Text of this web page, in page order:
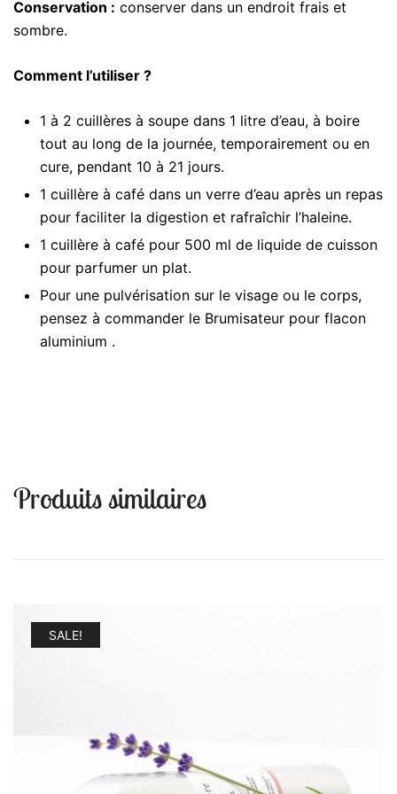
Conservation : conserver dans un endroit frais et
sombre.
Comment l’utiliser ?
1 à 2 cuillères à soupe dans 1 litre d’eau, à boire
tout au long de la journée, temporairement ou en
cure, pendant 10 à 21 jours.
1 cuillère à café dans un verre d’eau après un repas
pour faciliter la digestion et rafraîchir l’haleine.
1 cuillère à café pour 500 ml de liquide de cuisson
pour parfumer un plat.
Pour une pulvérisation sur le visage ou le corps,
pensez à commander le Brumisateur pour flacon
aluminium .
Produits similaires
SALE!